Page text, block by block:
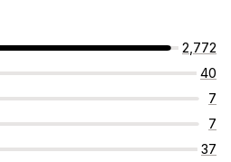
2,772
40
7
7
37